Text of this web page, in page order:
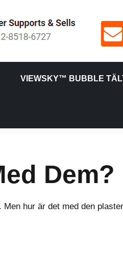
VIEWSKY™ BUBBLE
Dem?
hur är det med den